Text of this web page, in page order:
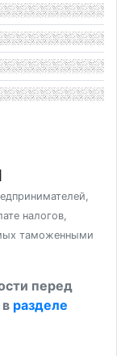
налогов,
таможенными
перед
разделе